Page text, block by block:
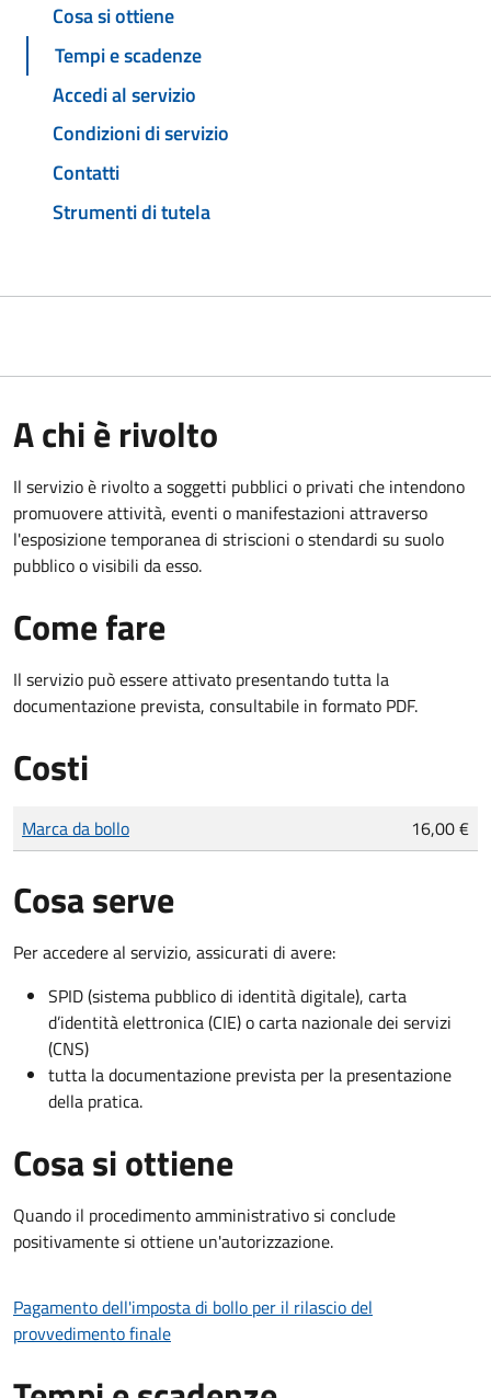
Cosa si ottiene
Tempi e scadenze
Accedi al servizio
Condizioni di servizio
Contatti
Strumenti di tutela
A chi è rivolto
Il servizio è rivolto a soggetti pubblici o privati che intendono
promuovere attività, eventi o manifestazioni attraverso
l'esposizione temporanea di striscioni o stendardi su suolo
pubblico o visibili da esso.
Come fare
Il servizio può essere attivato presentando tutta la
documentazione prevista, consultabile in formato PDF.
Costi
Tipo di pagamento
Importo
Marca da bollo 16,00 €
Cosa serve
Per accedere al servizio, assicurati di avere:
SPID (sistema pubblico di identità digitale), carta
d’identità elettronica (CIE) o carta nazionale dei servizi
(CNS)
tutta la documentazione prevista per la presentazione
della pratica.
Cosa si ottiene
Quando il procedimento amministrativo si conclude
positivamente si ottiene un'autorizzazione.
Pagamento dell'imposta di bollo per il rilascio del
provvedimento finale